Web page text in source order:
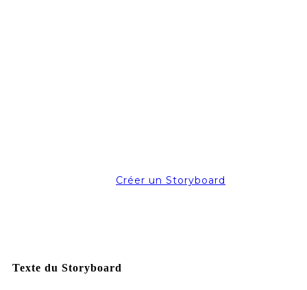
Créer un Storyboard
Texte du Storyboard